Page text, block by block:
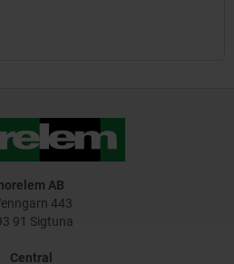
AB
443
91 Sigtuna
Central